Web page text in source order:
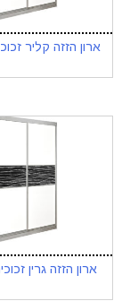
ארון הזזה קליר
ארון הזזה גרין